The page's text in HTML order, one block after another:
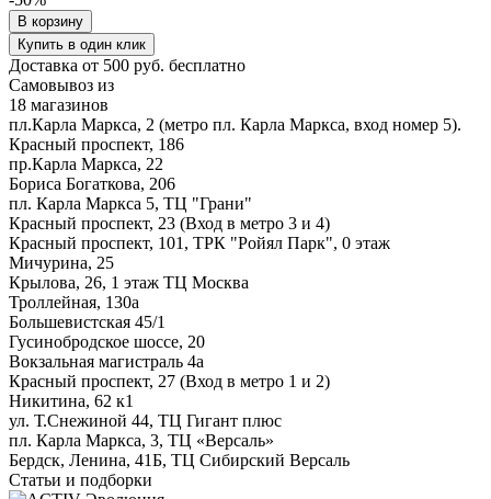
В корзину
Купить в один клик
Доставка от 500 руб. бесплатно
Самовывоз из
18 магазинов
пл.Карла Маркса, 2 (метро пл. Карла Маркса, вход номер 5).
Красный проспект, 186
пр.Карла Маркса, 22
Бориса Богаткова, 206
пл. Карла Маркса 5, ТЦ "Грани"
Красный проспект, 23 (Вход в метро 3 и 4)
Красный проспект, 101, ТРК "Ройял Парк", 0 этаж
Мичурина, 25
Крылова, 26, 1 этаж ТЦ Москва
Троллейная, 130а
Большевистская 45/1
Гусинобродское шоссе, 20
Вокзальная магистраль 4а
Красный проспект, 27 (Вход в метро 1 и 2)
Никитина, 62 к1
ул. Т.Снежиной 44, ТЦ Гигант плюс
пл. Карла Маркса, 3, ТЦ «Версаль»
Бердск, Ленина, 41Б, ТЦ Сибирский Версаль
Статьи и подборки